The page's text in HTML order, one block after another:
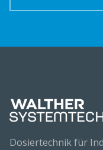
Dosiertechnik für